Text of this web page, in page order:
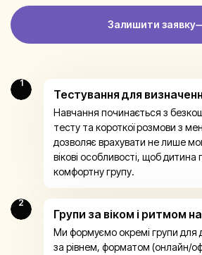
Залишити заявку
1
Тестування для
Навчання починається з
тесту та короткої розмови з
дозволяє врахувати не лише
вікові особливості, щоб дитина
комфортну групу.
2
Групи за віком і ритмом
Ми формуємо окремі групи для
за рівнем, форматом (онлайн/